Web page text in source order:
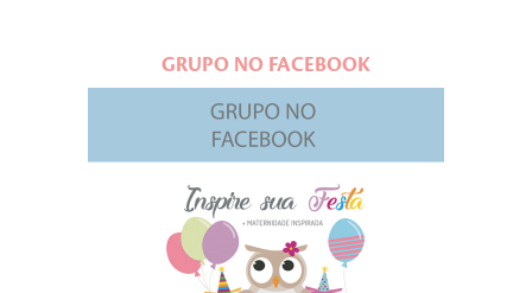
GRUPO NO FACEBOOK